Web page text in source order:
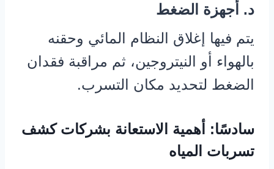
د. أجهزة الضغط
يتم فيها إغلاق النظام المائي وحقنه
بالهواء أو النيتروجين، ثم مراقبة فقدان
الضغط لتحديد مكان التسرب.
سادسًا: أهمية الاستعانة بشركات كشف
تسربات المياه